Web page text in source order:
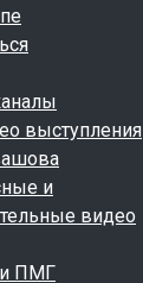
выступления
и
видео
ПМГ